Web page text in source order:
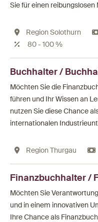
Sie für einen
Region Solothurn
80 - 100 %
Buchhalter /
Möchten Sie die
führen und Ihr Wissen an
nutzen Sie diese Chance
internationalen
Region Thurgau
Finanzbuchhalter /
Möchten Sie
und in einem innovativen
Ihre Chance als